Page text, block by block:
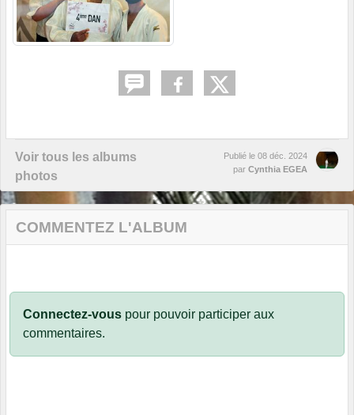
Voir tous les albums
photos
Publié le 08 déc. 2024
par Cynthia EGEA
COMMENTEZ L'ALBUM
Connectez-vous pour pouvoir participer aux
commentaires.